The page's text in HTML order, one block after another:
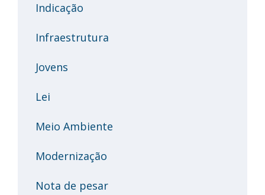
Indicação
Infraestrutura
Jovens
Lei
Meio Ambiente
Modernização
Nota de pesar